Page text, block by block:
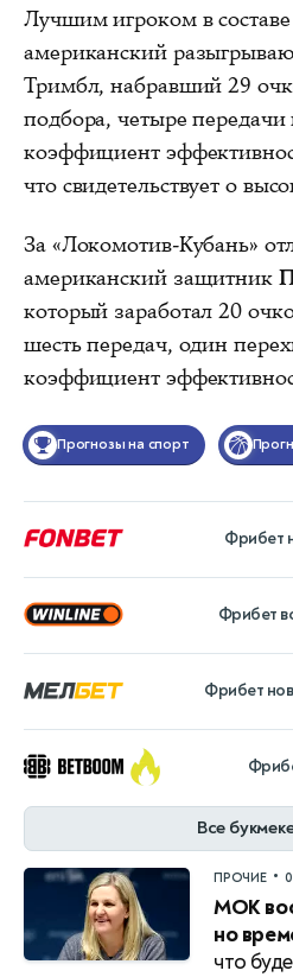
Лучшим игроком в
американский
Тримбл, набравший 29
подбора, четыре
коэффициент
что свидетельствует о
За «Локомотив-Кубань»
американский защитник
который заработал 20
шесть передач, один
коэффициент
Прогнозы на спорт
Фрибет
Фрибет
Фрибет
Все
ПРОЧИЕ •
МОК
но
что